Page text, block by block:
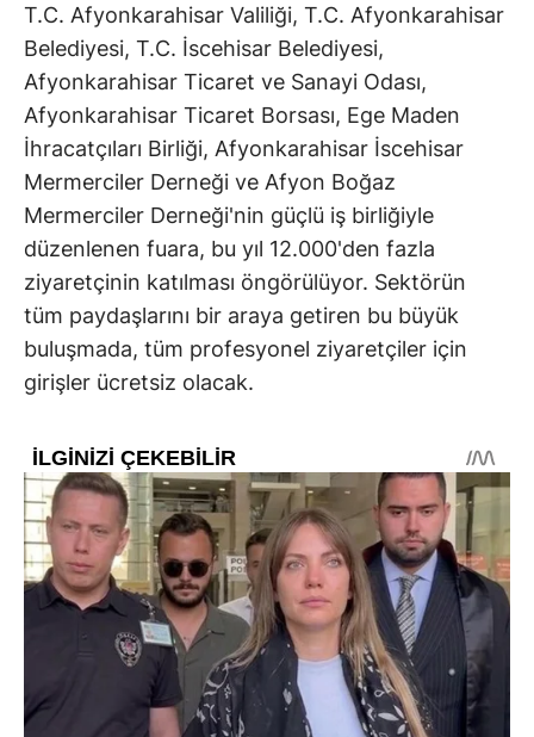
T.C. Afyonkarahisar Valiliği, T.C. Afyonkarahisar
Belediyesi, T.C. İscehisar Belediyesi,
Afyonkarahisar Ticaret ve Sanayi Odası,
Afyonkarahisar Ticaret Borsası, Ege Maden
İhracatçıları Birliği, Afyonkarahisar İscehisar
Mermerciler Derneği ve Afyon Boğaz
Mermerciler Derneği'nin güçlü iş birliğiyle
düzenlenen fuara, bu yıl 12.000'den fazla
ziyaretçinin katılması öngörülüyor. Sektörün
tüm paydaşlarını bir araya getiren bu büyük
buluşmada, tüm profesyonel ziyaretçiler için
girişler ücretsiz olacak.